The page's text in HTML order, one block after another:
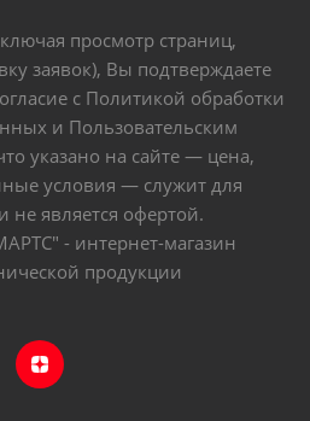
просмотр страниц,
заявок), Вы подтверждаете
с Политикой обработки
и Пользовательским
указано на сайте — цена,
условия — служит для
является офертой.
- интернет-магазин
продукции